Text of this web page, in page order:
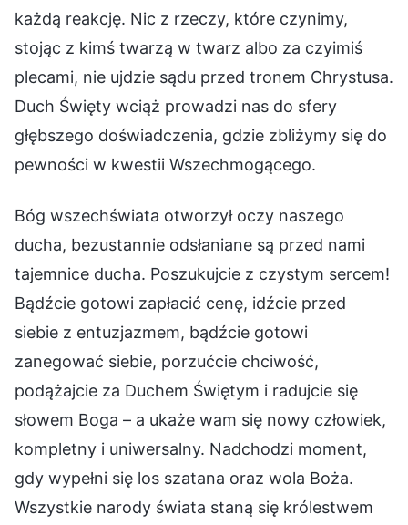
każdą reakcję. Nic z rzeczy, które czynimy,
stojąc z kimś twarzą w twarz albo za czyimiś
plecami, nie ujdzie sądu przed tronem Chrystusa.
Duch Święty wciąż prowadzi nas do sfery
głębszego doświadczenia, gdzie zbliżymy się do
pewności w kwestii Wszechmogącego.
Bóg wszechświata otworzył oczy naszego
ducha, bezustannie odsłaniane są przed nami
tajemnice ducha. Poszukujcie z czystym sercem!
Bądźcie gotowi zapłacić cenę, idźcie przed
siebie z entuzjazmem, bądźcie gotowi
zanegować siebie, porzućcie chciwość,
podążajcie za Duchem Świętym i radujcie się
słowem Boga – a ukaże wam się nowy człowiek,
kompletny i uniwersalny. Nadchodzi moment,
gdy wypełni się los szatana oraz wola Boża.
Wszystkie narody świata staną się królestwem